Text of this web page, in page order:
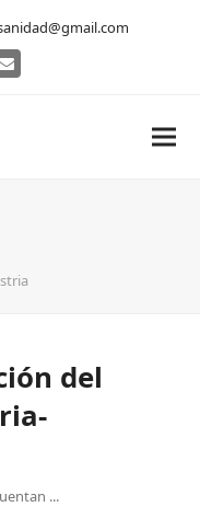
Correo
del
...